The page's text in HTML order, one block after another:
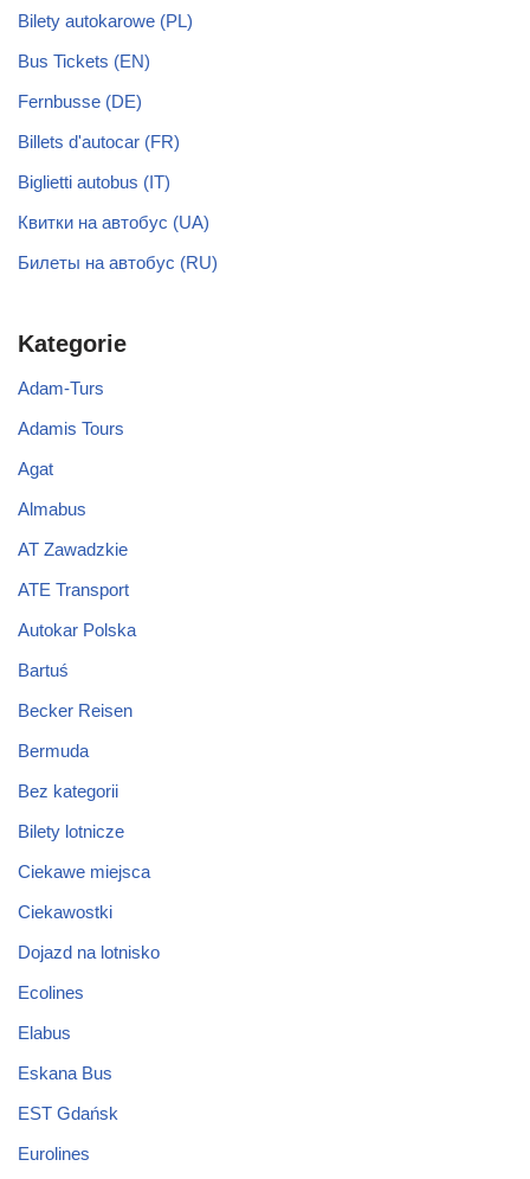
Bilety autokarowe (PL)
Bus Tickets (EN)
Fernbusse (DE)
Billets d'autocar (FR)
Biglietti autobus (IT)
Квитки на автобус (UA)
Билеты на автобус (RU)
Kategorie
Adam-Turs
Adamis Tours
Agat
Almabus
AT Zawadzkie
ATE Transport
Autokar Polska
Bartuś
Becker Reisen
Bermuda
Bez kategorii
Bilety lotnicze
Ciekawe miejsca
Ciekawostki
Dojazd na lotnisko
Ecolines
Elabus
Eskana Bus
EST Gdańsk
Eurolines